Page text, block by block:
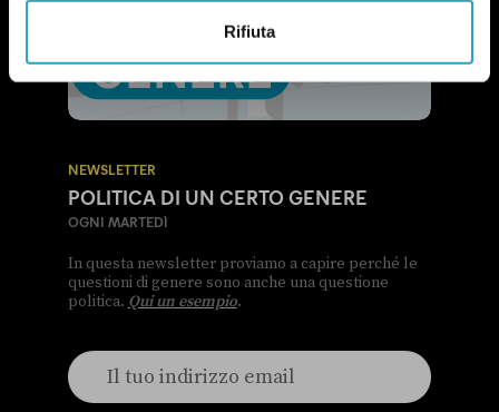
Rifiuta
NEWSLETTER
POLITICA DI UN CERTO GENERE
OGNI MARTEDÌ
In questa newsletter proviamo a capire perché le
questioni di genere sono anche una questione
politica. Qui un esempio.